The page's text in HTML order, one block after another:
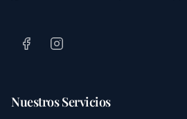
Nuestros Servicios